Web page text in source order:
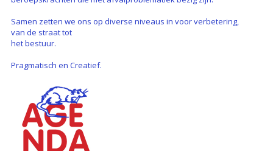
Samen zetten we ons op diverse niveaus in voor verbetering,
van de straat tot
het bestuur.
Pragmatisch en Creatief.